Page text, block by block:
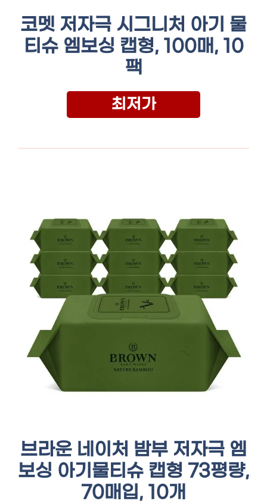
코멧 저자극 시그니처 아기 물
티슈 엠보싱 캡형, 100매, 10
팩
최저가
브라운 네이처 밤부 저자극 엠
보싱 아기물티슈 캡형 73평량,
70매입, 10개